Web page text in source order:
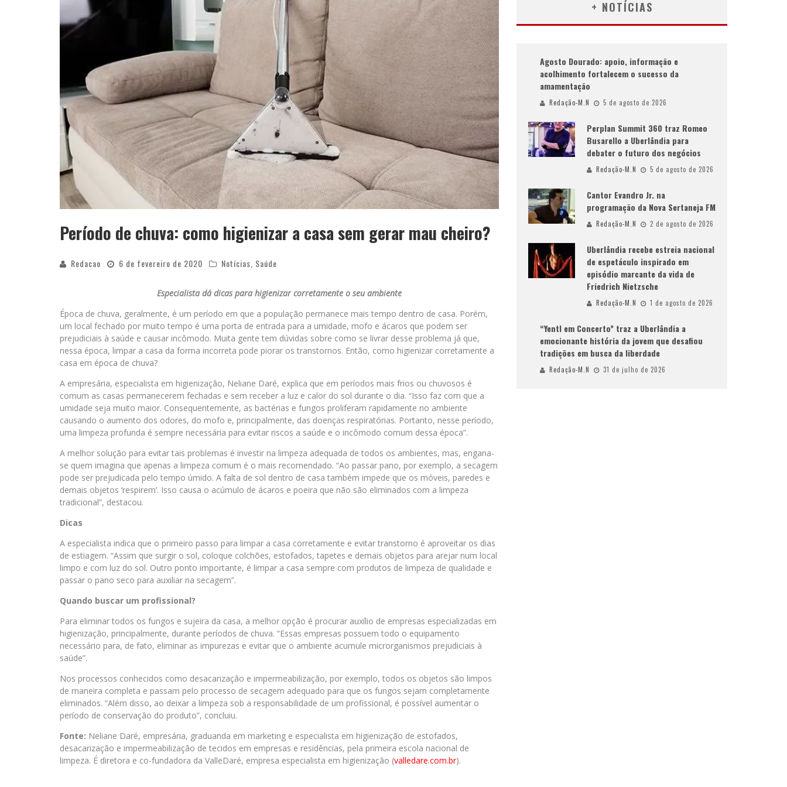
Período de chuva: como higienizar a casa sem gerar mau cheiro?
Redacao 6 de fevereiro de 2020 Notícias Saúde
Especialista dá dicas para higienizar corretamente o seu ambiente
Época de chuva, geralmente, é um período em que a população permanece mais tempo dentro de casa. Porém,
um local fechado por muito tempo é uma porta de entrada para a umidade, mofo e ácaros que podem ser
prejudiciais à saúde e causar incômodo. Muita gente tem dúvidas sobre como se livrar desse problema já que,
nessa época, limpar a casa da forma incorreta pode piorar os transtornos. Então, como higienizar corretamente a
casa em época de chuva?
A empresária, especialista em higienização, Neliane Daré, explica que em períodos mais frios ou chuvosos é
comum as casas permanecerem fechadas e sem receber a luz e calor do sol durante o dia. “Isso faz com que a
umidade seja muito maior. Consequentemente, as bactérias e fungos proliferam rapidamente no ambiente
causando o aumento dos odores, do mofo e, principalmente, das doenças respiratórias. Portanto, nesse período,
uma limpeza profunda é sempre necessária para evitar riscos a saúde e o incômodo comum dessa época”.
A melhor solução para evitar tais problemas é investir na limpeza adequada de todos os ambientes, mas, engana-
se quem imagina que apenas a limpeza comum é o mais recomendado. “Ao passar pano, por exemplo, a secagem
pode ser prejudicada pelo tempo úmido. A falta de sol dentro de casa também impede que os móveis, paredes e
demais objetos ‘respirem’. Isso causa o acúmulo de ácaros e poeira que não são eliminados com a limpeza
tradicional”, destacou.
Dicas
A especialista indica que o primeiro passo para limpar a casa corretamente e evitar transtorno é aproveitar os dias
de estiagem. “Assim que surgir o sol, coloque colchões, estofados, tapetes e demais objetos para arejar num local
limpo e com luz do sol. Outro ponto importante, é limpar a casa sempre com produtos de limpeza de qualidade e
passar o pano seco para auxiliar na secagem”.
Quando buscar um profissional?
Para eliminar todos os fungos e sujeira da casa, a melhor opção é procurar auxílio de empresas especializadas em
higienização, principalmente, durante períodos de chuva. “Essas empresas possuem todo o equipamento
necessário para, de fato, eliminar as impurezas e evitar que o ambiente acumule microrganismos prejudiciais à
saúde”.
Nos processos conhecidos como desacarização e impermeabilização, por exemplo, todos os objetos são limpos
de maneira completa e passam pelo processo de secagem adequado para que os fungos sejam completamente
eliminados. “Além disso, ao deixar a limpeza sob a responsabilidade de um profissional, é possível aumentar o
período de conservação do produto”, concluiu.
Fonte: Neliane Daré, empresária, graduanda em marketing e especialista em higienização de estofados,
desacarização e impermeabilização de tecidos em empresas e residências, pela primeira escola nacional de
limpeza. É diretora e co-fundadora da ValleDaré, empresa especialista em higienização (valledare.com.br).
+ NOTÍCIAS
Agosto Dourado: apoio, informação e
acolhimento fortalecem o sucesso da
amamentação
Redação-M.N 5 de agosto de 2026
Perplan Summit 360 traz Romeo
Busarello a Uberlândia para
debater o futuro dos negócios
Redação-M.N 5 de agosto de 2026
Cantor Evandro Jr. na
programação da Nova Sertaneja FM
Redação-M.N 2 de agosto de 2026
Uberlândia recebe estreia nacional
de espetáculo inspirado em
episódio marcante da vida de
Friedrich Nietzsche
Redação-M.N 1 de agosto de 2026
“Yentl em Concerto” traz a Uberlândia a
emocionante história da jovem que desafiou
tradições em busca da liberdade
Redação-M.N 31 de julho de 2026